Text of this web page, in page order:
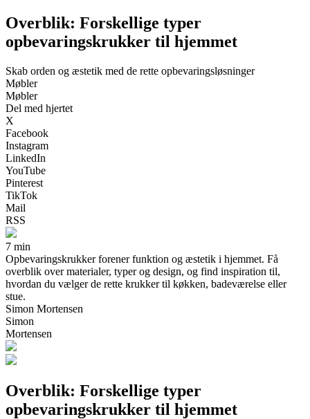
Overblik: Forskellige typer
opbevaringskrukker til hjemmet
Skab orden og æstetik med de rette opbevaringsløsninger
Møbler
Møbler
Del med hjertet
X
Facebook
Instagram
LinkedIn
YouTube
Pinterest
TikTok
Mail
RSS
7 min
Opbevaringskrukker forener funktion og æstetik i hjemmet. Få
overblik over materialer, typer og design, og find inspiration til,
hvordan du vælger de rette krukker til køkken, badeværelse eller
stue.
Simon Mortensen
Simon
Mortensen
Overblik: Forskellige typer
opbevaringskrukker til hjemmet